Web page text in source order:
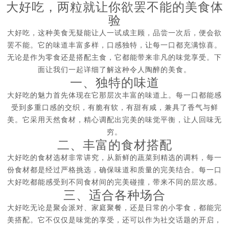
大好吃，两粒就让你欲罢不能的美食体
验
大好吃，这种美食无疑能让人一试成主顾，品尝一次后，便会欲
罢不能。它的味道丰富多样，口感独特，让每一口都充满惊喜。
无论是作为零食还是搭配主食，它都能带来非凡的味觉享受。下
面让我们一起详细了解这种令人陶醉的美食。
一、独特的味道
大好吃的魅力首先体现在它那层次丰富的味道上。每一口都能感
受到多重口感的交织，有脆有软，有甜有咸，兼具了香气与鲜
美。它采用天然食材，精心调配出完美的味觉平衡，让人回味无
穷。
二、丰富的食材搭配
大好吃的食材选材非常讲究，从新鲜的蔬菜到精选的调料，每一
份食材都是经过严格挑选，确保味道和质量的完美结合。每一口
大好吃都能感受到不同食材间的完美碰撞，带来不同的层次感。
三、适合各种场合
大好吃无论是聚会派对、家庭聚餐，还是日常的小零食，都能完
美搭配。它不仅仅是味觉的享受，还可以作为社交话题的开启，